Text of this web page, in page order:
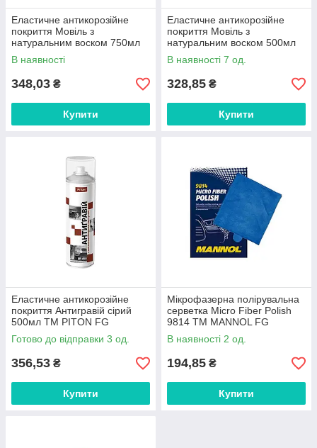
Еластичне антикорозійне
покриття Мовіль з
натуральним воском 750мл
ТМ PITON FG
В наявності
348,03 ₴
Купити
Еластичне антикорозійне
покриття Мовіль з
натуральним воском 500мл
ТМ PITON FG
В наявності 7 од.
328,85 ₴
Купити
Еластичне антикорозійне
покриття Антигравій сірий
500мл ТМ PITON FG
Готово до відправки 3 од.
356,53 ₴
Купити
Мікрофазерна полірувальна
серветка Micro Fiber Polish
9814 ТМ MANNOL FG
В наявності 2 од.
194,85 ₴
Купити